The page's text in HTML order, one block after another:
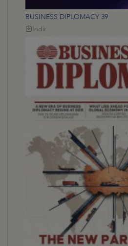
BUSINESS DIPLOMACY 39
İndir